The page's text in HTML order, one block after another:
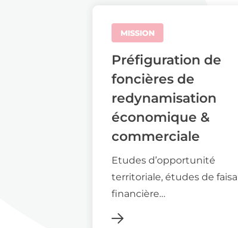
MISSION
Préfiguration de
foncières de
redynamisation
économique &
commerciale
Etudes d’opportunité
territoriale, études de
financière…